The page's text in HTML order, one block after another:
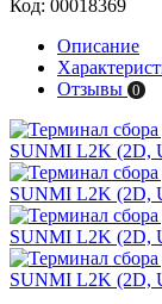
Код: 00018369
Описание
Отзывы 0